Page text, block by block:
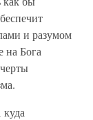
и разумом
на Бога